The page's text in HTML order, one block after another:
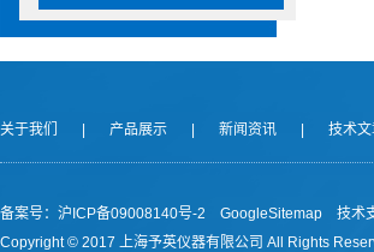
关于我们 产品展示 新闻资讯 技术
备案号：沪ICP备09008140号-2 GoogleSitemap 技术
Copyright © 2017 上海予英仪器有限公司 All Rights